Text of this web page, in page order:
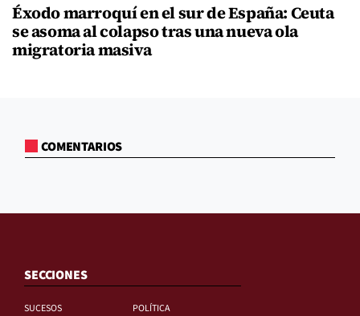
Éxodo marroquí en el sur de España: Ceuta
se asoma al colapso tras una nueva ola
migratoria masiva
COMENTARIOS
SECCIONES
SUCESOS
POLÍTICA